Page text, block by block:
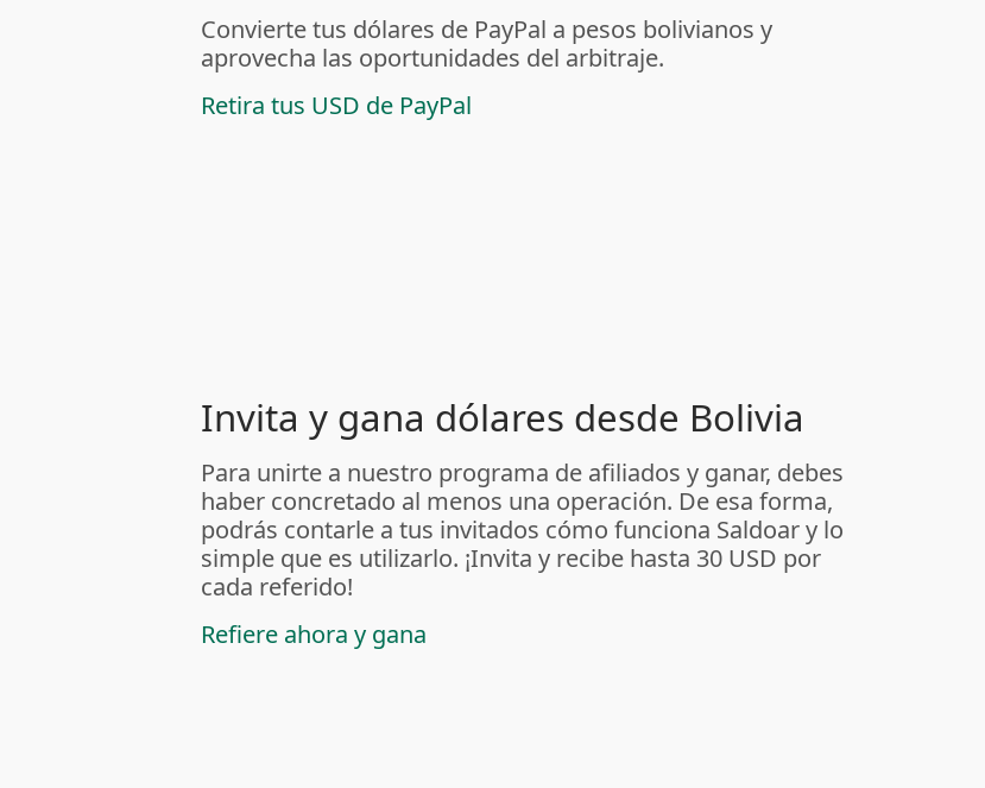
Convierte tus dólares de PayPal a pesos bolivianos y
aprovecha las oportunidades del arbitraje.
Retira tus USD de PayPal
Invita y gana dólares desde Bolivia
Para unirte a nuestro programa de afiliados y ganar, debes
haber concretado al menos una operación. De esa forma,
podrás contarle a tus invitados cómo funciona Saldoar y lo
simple que es utilizarlo. ¡Invita y recibe hasta 30 USD por
cada referido!
Refiere ahora y gana